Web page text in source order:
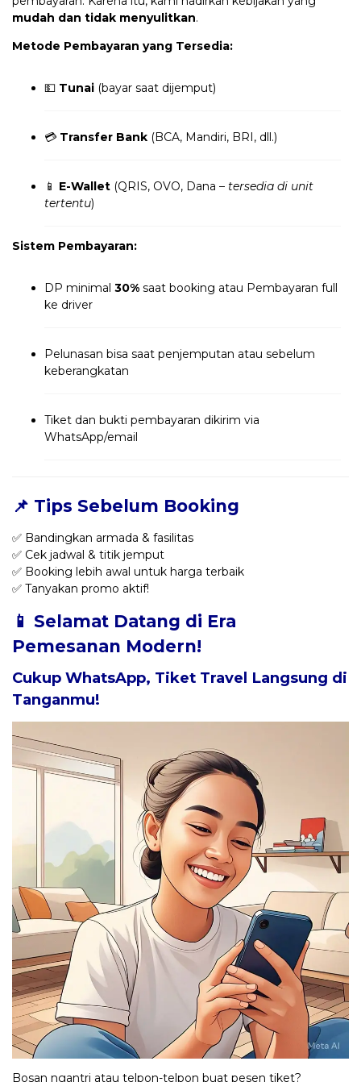
mudah dan tidak menyulitkan.
Metode Pembayaran yang Tersedia:
💵 Tunai (bayar saat dijemput)
💳 Transfer Bank (BCA, Mandiri, BRI, dll.)
📱 E-Wallet (QRIS, OVO, Dana – tersedia di unit
tertentu)
Sistem Pembayaran:
DP minimal 30% saat booking atau Pembayaran full
ke driver
Pelunasan bisa saat penjemputan atau sebelum
keberangkatan
Tiket dan bukti pembayaran dikirim via
WhatsApp/email
📌 Tips Sebelum Booking
✅ Bandingkan armada & fasilitas
✅ Cek jadwal & titik jemput
✅ Booking lebih awal untuk harga terbaik
✅ Tanyakan promo aktif!
📱 Selamat Datang di Era
Pemesanan Modern!
Cukup WhatsApp, Tiket Travel Langsung di
Tanganmu!
Bosan ngantri atau telpon-telpon buat pesen tiket?